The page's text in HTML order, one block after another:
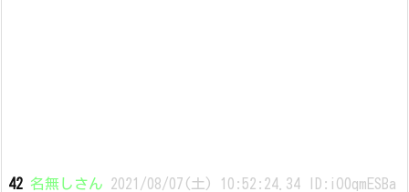
42 名無しさん 2021/08/07(土) 10:52:24.34 ID:iO0qmESBa